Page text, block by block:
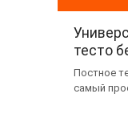
тесто
Постное
самый